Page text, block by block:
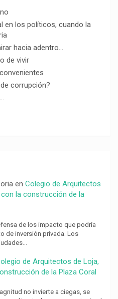
en los políticos, cuando la
hacia adentro…
de vivir
corrupción?
en Colegio de Arquitectos
la construcción de la
de los impacto que podría
de inversión privada. Los
de Arquitectos de Loja,
de la Plaza Coral
no invierte a ciegas, se